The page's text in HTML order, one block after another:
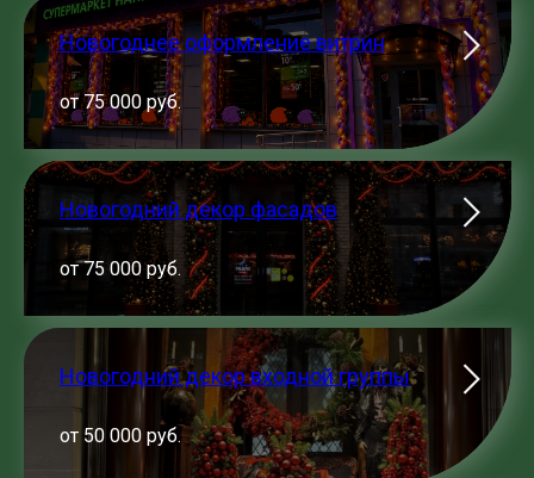
Новогоднее оформление витрин
от 75 000 руб.
Новогодний декор фасадов
от 75 000 руб.
Новогодний декор входной группы
от 50 000 руб.